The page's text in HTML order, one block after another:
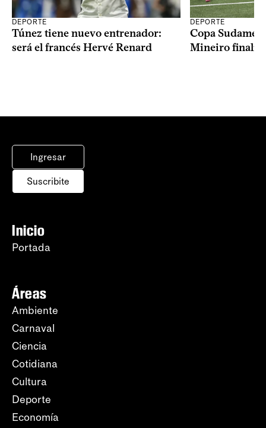
DEPORTE
Túnez tiene nuevo entrenador:
será el francés Hervé Renard
DEPORTE
Copa
Mineiro
Ingresar
Suscribite
Inicio
Portada
Áreas
Ambiente
Carnaval
Ciencia
Cotidiana
Cultura
Deporte
Economía